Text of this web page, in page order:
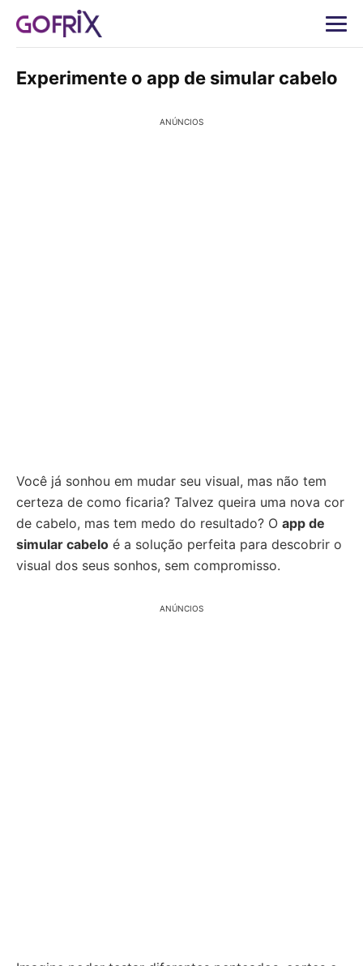
Experimente o app de simular cabelo
ANÚNCIOS
Você já sonhou em mudar seu visual, mas não tem
certeza de como ficaria? Talvez queira uma nova cor
de cabelo, mas tem medo do resultado? O app de
simular cabelo é a solução perfeita para descobrir o
visual dos seus sonhos, sem compromisso.
ANÚNCIOS